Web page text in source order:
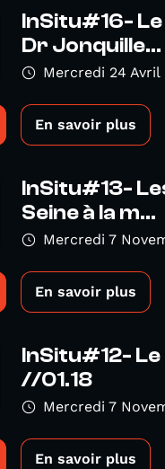
InSitu#16-
Dr Jonquille...
Mercredi 24 Avril
En savoir plus
InSitu#13-
Seine à la m...
Mercredi 7
En savoir plus
InSitu#12-
//01.18
Mercredi 7
En savoir plus